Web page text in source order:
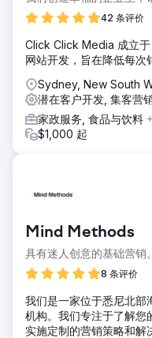
42 条评价
Click Click Media 成立
网站开发，旨在降低每次
Sydney, New South
潜在客户开发, 集客营
家政服务, 食品与饮料
$1,000 起
Mind Methods
具有迷人创意的基础营销。
8 条评价
我们是一家位于悉尼北部
机构。我们专注于了解您
实施定制的营销策略和解